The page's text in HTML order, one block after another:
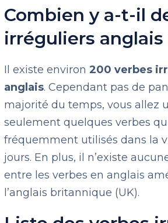
Combien y a-t-il
irréguliers anglais
Il existe environ200 verbes
anglais. Cependant pas de
majorité du temps, vous allez
seulement quelques verbes
fréquemment utilisés dans la
jours. En plus, il n’existe
entre les verbes en anglais
l’anglais britannique (UK).